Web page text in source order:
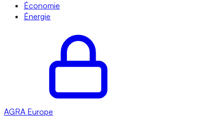
Économie
Énergie
AGRA Europe